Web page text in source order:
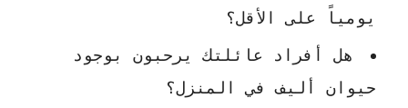
يومياً على الأقل؟
هل أفراد عائلتك يرحبون بوجود
حيوان أليف في المنزل؟